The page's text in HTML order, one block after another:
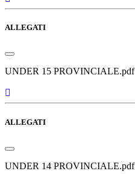
ALLEGATI
UNDER 15 PROVINCIALE.pdf
ALLEGATI
UNDER 14 PROVINCIALE.pdf